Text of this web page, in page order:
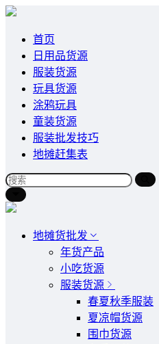
首页
日用品货源
服装货源
玩具货源
涂鸦玩具
童装货源
服装批发技巧
地摊赶集表
地摊货批发
年货产品
小吃货源
服装货源
春夏秋季服装
夏凉帽货源
围巾货源